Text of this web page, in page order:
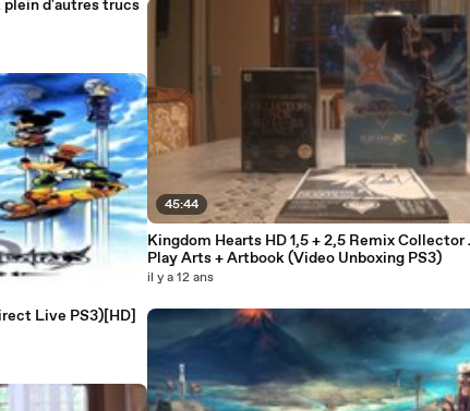
plein d'autres trucs
Live PS3)[HD]
45:44
Kingdom Hearts HD 1,5 + 2,5 Remix Collector
Play Arts + Artbook (Video Unboxing PS3)
il y a 12 ans